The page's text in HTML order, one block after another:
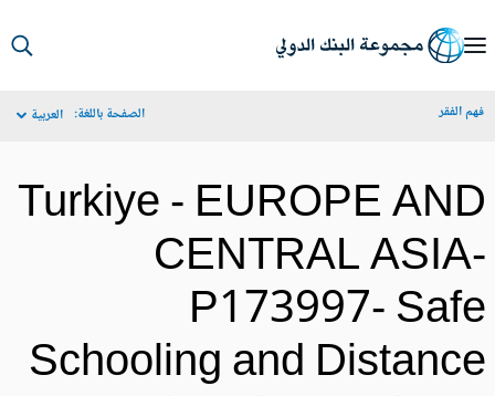
الفقر الصفحة باللغة: العربية
Turkiye - EUROPE
CENTRAL
P173997-
Schooling and